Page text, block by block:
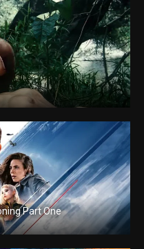
Part One